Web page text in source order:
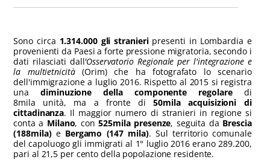
Sono circa 1.314.000 gli stranieripresenti in Lombardia e
provenienti da Paesi a forte pressione migratoria, secondo i
dati rilasciati dall'Osservatorio Regionale per l'integrazione e
la multietnicità(Orim) che ha fotografato lo scenario
dell'immigrazione a luglio 2016. Rispetto al 2015 si registra
una diminuzione della componente regolaredi
8mila unità, ma a fronte di50mila acquisizioni di
cittadinanza. Il maggior numero di stranieri in regione si
conta a Milano, con525mila presenze, seguita da Brescia
(188mila) e Bergamo (147 mila). Sul territorio comunale
del capoluogo gli immigrati al 1° luglio 2016 erano 289.200,
pari al 21,5 per cento della popolazione residente.